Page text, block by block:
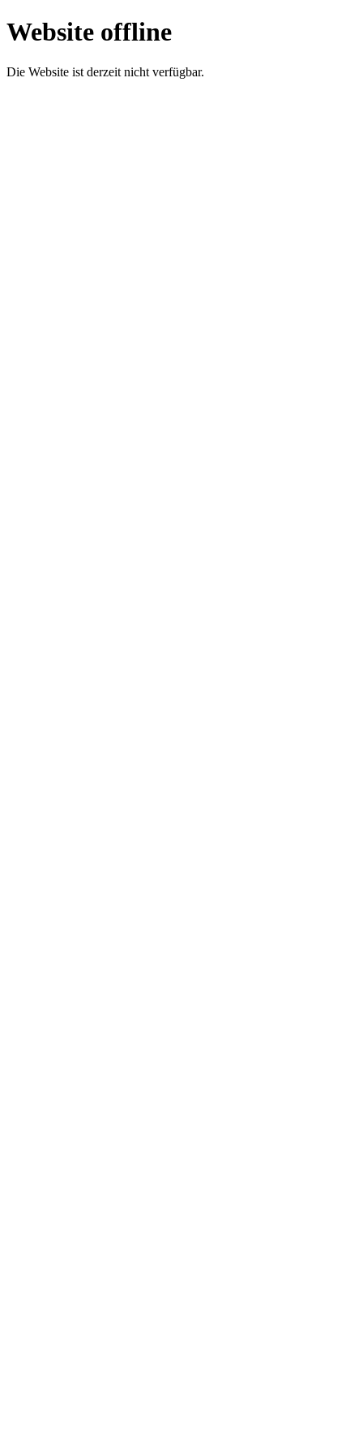
Website offline
Die Website ist derzeit nicht verfügbar.